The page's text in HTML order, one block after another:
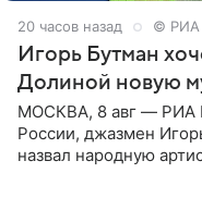
20 часов назад © РИА
Игорь Бутман
Долиной новую
МОСКВА, 8 авг — РИА
России, джазмен
назвал народную